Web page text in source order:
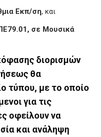
Εκπ/ση, και
σε Μουσικά
διορισμών
θα
τύπου, με το οποίο
για τις
οφείλουν να
και ανάληψη